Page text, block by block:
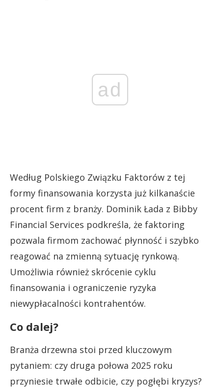
ad
Według Polskiego Związku Faktorów z tej
formy finansowania korzysta już kilkanaście
procent firm z branży. Dominik Łada z Bibby
Financial Services podkreśla, że faktoring
pozwala firmom zachować płynność i szybko
reagować na zmienną sytuację rynkową.
Umożliwia również skrócenie cyklu
finansowania i ograniczenie ryzyka
niewypłacalności kontrahentów.
Co dalej?
Branża drzewna stoi przed kluczowym
pytaniem: czy druga połowa 2025 roku
przyniesie trwałe odbicie, czy pogłębi kryzys?